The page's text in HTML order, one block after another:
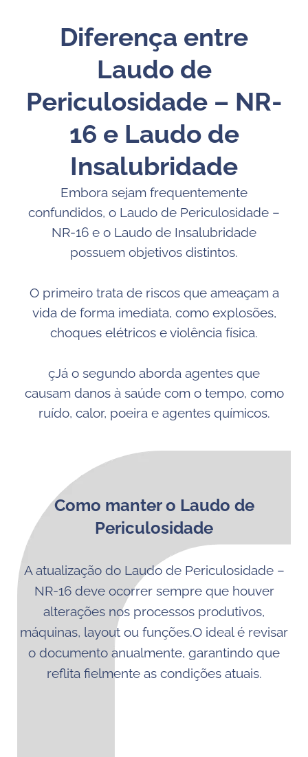
Diferença entre
Laudo de
Periculosidade – NR-
16 e Laudo de
Insalubridade
Embora sejam frequentemente
confundidos, o Laudo de Periculosidade –
NR-16 e o Laudo de Insalubridade
possuem objetivos distintos.
O primeiro trata de riscos que ameaçam a
vida de forma imediata, como explosões,
choques elétricos e violência física.
çJá o segundo aborda agentes que
causam danos à saúde com o tempo, como
ruído, calor, poeira e agentes químicos.
Como manter o Laudo de
Periculosidade
A atualização do Laudo de Periculosidade –
NR-16 deve ocorrer sempre que houver
alterações nos processos produtivos,
máquinas, layout ou funções.O ideal é revisar
o documento anualmente, garantindo que
reflita fielmente as condições atuais.